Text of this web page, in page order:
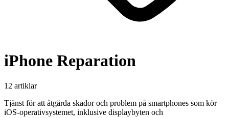
iPhone Reparation
12 artiklar
Tjänst för att åtgärda skador och problem på smartphones som kör
iOS-operativsystemet, inklusive displaybyten och